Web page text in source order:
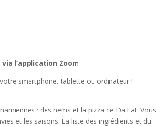
l’application Zoom
votre smartphone, tablette ou ordinateur !
: des nems et la pizza de Da Lat. Vous
et les saisons. La liste des ingrédients et du